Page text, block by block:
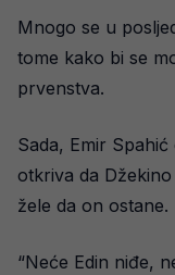
Mnogo se u
tome kako bi se
prvenstva.
Sada, Emir
otkriva da
žele da on ostane.
“Neće Edin niđe,